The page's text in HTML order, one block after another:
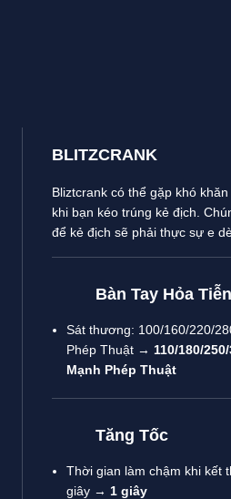
BLITZCRANK
Bliztcrank có thể gặp khó
khi bạn kéo trúng kẻ địch.
để kẻ địch sẽ phải thực sự e
Bàn Tay Hỏa Tiễn
Sát thương: 100/160/220/
Phép Thuật → 110/180/
Mạnh Phép Thuật
Tăng Tốc
Thời gian làm chậm khi kết
giây → 1 giây